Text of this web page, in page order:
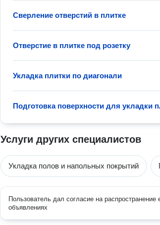
Сверление отверстий в плитке
Отверстие в плитке под розетку
Укладка плитки по диагонали
Подготовка поверхности для укладки
Услуги других специалистов
Укладка полов и напольных покрытий
Пользователь дал согласие на
объявлениях